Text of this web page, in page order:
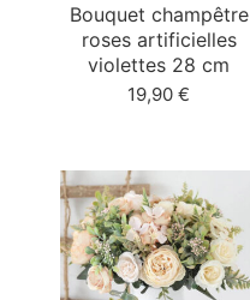
Bouquet champêtre
roses artificielles
violettes 28 cm
19,90 €